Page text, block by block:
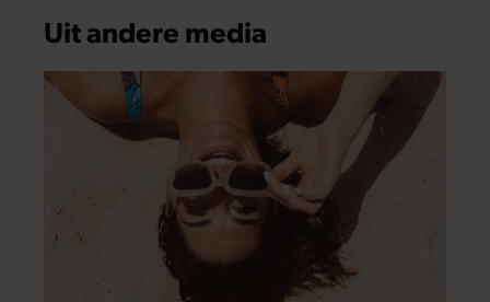
Uit andere media